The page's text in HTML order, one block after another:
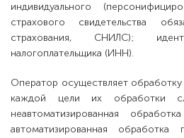
индивидуального
страхового свидетельства
страхования, СНИЛС);
налогоплательщика (ИНН).
Оператор осуществляет
каждой цели их обработки
неавтоматизированная
автоматизированная